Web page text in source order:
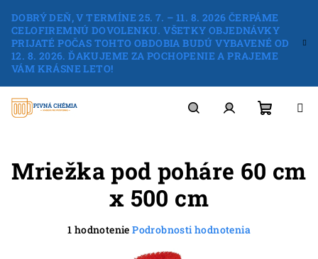
na
obsah
DOBRÝ DEŇ, V TERMÍNE 25. 7. – 11. 8. 2026 ČERPÁME
CELOFIREMNÚ DOVOLENKU. VŠETKY OBJEDNÁVKY
PRIJATÉ POČAS TOHTO OBDOBIA BUDÚ VYBAVENÉ OD
12. 8. 2026. ĎAKUJEME ZA POCHOPENIE A PRAJEME
VÁM KRÁSNE LETO!
košík
Mriežka pod poháre 60 cm
x 500 cm
Priemerné
1 hodnotenie Podrobnosti hodnotenia